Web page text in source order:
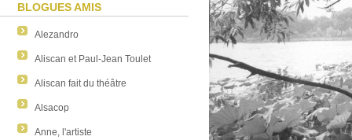
BLOGUES AMIS
Alezandro
Aliscan et Paul-Jean Toulet
Aliscan fait du théâtre
Alsacop
Anne, l'artiste